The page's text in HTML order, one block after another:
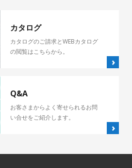
カタログ
カタログのご請求とWEBカタログ
の閲覧はこちらから。
Q&A
お客さまからよく寄せられるお問
い合せをご紹介します。